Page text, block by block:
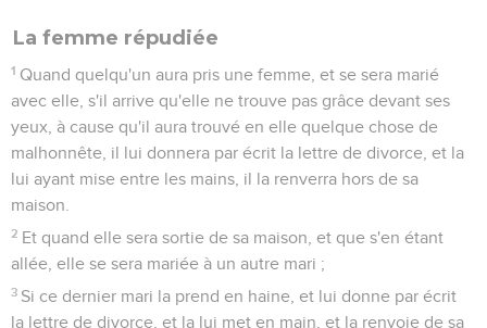
La femme répudiée
1 Quand quelqu'un aura pris une femme, et se sera marié
avec elle, s'il arrive qu'elle ne trouve pas grâce devant ses
yeux, à cause qu'il aura trouvé en elle quelque chose de
malhonnête, il lui donnera par écrit la lettre de divorce, et la
lui ayant mise entre les mains, il la renverra hors de sa
maison.
2 Et quand elle sera sortie de sa maison, et que s'en étant
allée, elle se sera mariée à un autre mari ;
3 Si ce dernier mari la prend en haine, et lui donne par écrit
la lettre de divorce, et la lui met en main, et la renvoie de sa